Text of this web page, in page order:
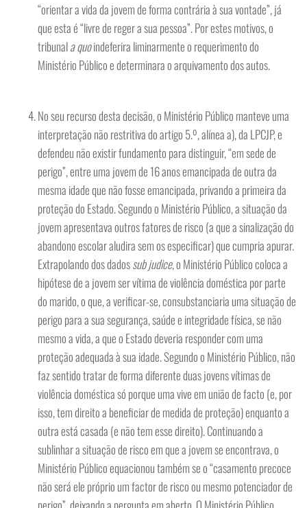
“orientar a vida da jovem de forma contrária à sua vontade”, já
que esta é “livre de reger a sua pessoa”. Por estes motivos, o
tribunala quoindeferira liminarmente o requerimento do
Ministério Público e determinara o arquivamento dos autos.
No seu recurso desta decisão, o Ministério Público manteve uma
interpretação não restritiva do artigo 5.º, alínea a), da LPCJP, e
defendeu não existir fundamento para distinguir, “em sede de
perigo”, entre uma jovem de 16 anos emancipada de outra da
mesma idade que não fosse emancipada, privando a primeira da
proteção do Estado. Segundo o Ministério Público, a situação da
jovem apresentava outros fatores de risco (a que a sinalização do
abandono escolar aludira sem os especificar) que cumpria apurar.
Extrapolando dos dadossub judice, o Ministério Público coloca a
hipótese de a jovem ser vítima de violência doméstica por parte
do marido, o que, a verificar-se, consubstanciaria uma situação de
perigo para a sua segurança, saúde e integridade física, se não
mesmo a vida, a que o Estado deveria responder com uma
proteção adequada à sua idade. Segundo o Ministério Público, não
faz sentido tratar de forma diferente duas jovens vítimas de
violência doméstica só porque uma vive em união de facto (e, por
isso, tem direito a beneficiar de medida de proteção) enquanto a
outra está casada (e não tem esse direito). Continuando a
sublinhar a situação de risco em que a jovem se encontrava, o
Ministério Público equacionou também se o “casamento precoce
não será ele próprio um factor de risco ou mesmo potenciador de